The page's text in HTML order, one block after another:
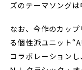
ズのテーマソングは
なお、今作のカッ
る個性派ユニット
コラボレーション